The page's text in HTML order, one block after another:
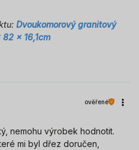
Dvoukomorový granitový
82 x 16,1cm
ověřené
nemohu výrobek hodnotit.
mi byl dřez doručen,